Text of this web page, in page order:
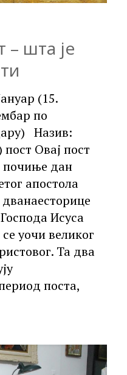
– шта је
(15.
по
Назив:
Овај пост
почиње дан
апостола
Исуса
уочи великог
Та два
поста,